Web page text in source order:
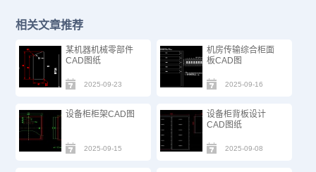
相关文章推荐
某机器机械零部件
CAD图纸
2025-09-23
机房传输综合柜面
板CAD图
2025-09-16
设备柜柜架CAD图
2025-09-15
设备柜背板设计
CAD图纸
2025-09-08